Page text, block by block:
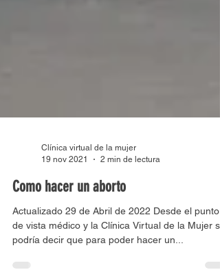
19 nov 2021
2 min de lectura
Como hacer un aborto
Actualizado 29 de Abril de 2022 Desde el punto
podría decir que para poder hacer un...